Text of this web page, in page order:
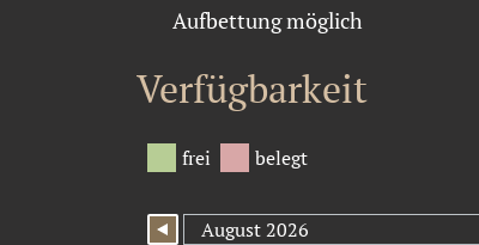
Aufbettung möglich
Verfügbarkeit
frei belegt